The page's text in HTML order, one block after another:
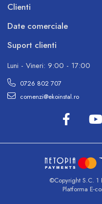
Clienti
Date comerciale
Suport clienti
Luni - Vineri: 9:00 - 17:00
0726 802 707
comenzi@ekoinstal.ro
©Copyright S.C. 1
Platforma E-